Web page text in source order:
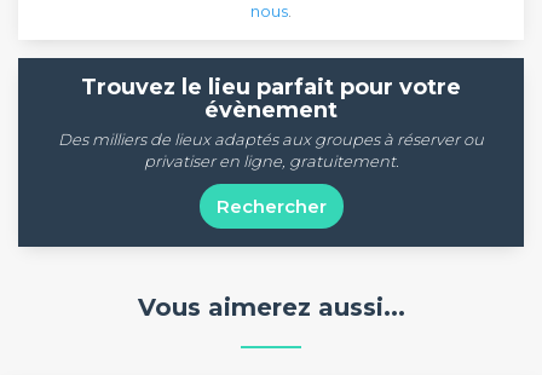
nous
Trouvez le lieu parfait pour votre
évènement
Des milliers de lieux adaptés aux groupes à réserver ou
privatiser en ligne, gratuitement.
Rechercher
Vous aimerez aussi...